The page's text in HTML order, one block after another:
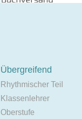
Übergreifend
Rhythmischer Teil
Klassenlehrer
Oberstufe